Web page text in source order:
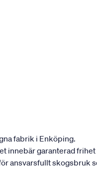
fabrik i Enköping.
innebär garanterad
ansvarsfullt skogsbruk